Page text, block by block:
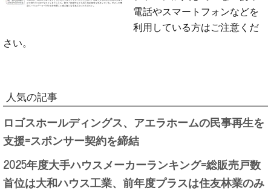
電話やスマートフォンなどを
利用している方はご注意くだ
さい。
人気の記事
ロゴスホールディングス、アエラホームの民事再生を
支援=スポンサー契約を締結
2025年度大手ハウスメーカーランキング=総販売戸数
首位は大和ハウス工業、前年度プラスは住友林業のみ